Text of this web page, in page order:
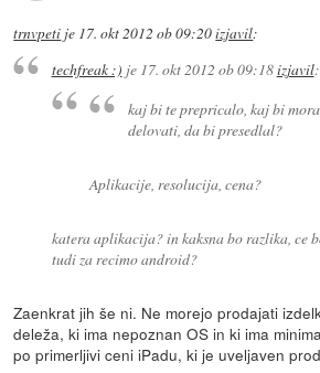
trnvpeti je 17. okt 2012 ob 09:20izjavil:
techfreak :) je 17. okt 2012 ob 09:18izjavil:
kaj bi te prepricalo, kaj bi
delovati, da bi presedlal?
Aplikacije, resolucija, cena?
katera aplikacija? in kaksna bo razlika, ce
tudi za recimo android?
Zaenkrat jih še ni. Ne morejo prodajati
deleža, ki ima nepoznan OS in ki ima
po primerljivi ceni iPadu, ki je uveljaven